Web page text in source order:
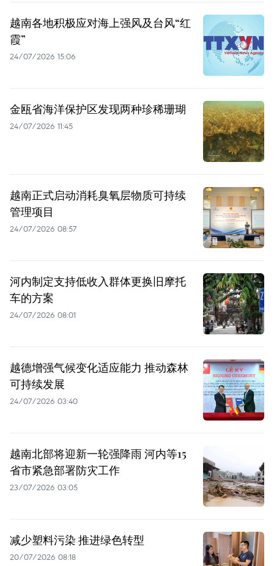
越南各地积极应对海上强风及台风“红
霞”
24/07/2026 15:06
金瓯省海洋保护区发现两种珍稀珊瑚
24/07/2026 11:45
越南正式启动消耗臭氧层物质可持续
管理项目
24/07/2026 08:57
河内制定支持低收入群体更换旧摩托
车的方案
24/07/2026 08:01
越德增强气候变化适应能力 推动森林
可持续发展
24/07/2026 03:40
越南北部将迎新一轮强降雨 河内等15
省市紧急部署防灾工作
23/07/2026 03:05
减少塑料污染 推进绿色转型
20/07/2026 08:18